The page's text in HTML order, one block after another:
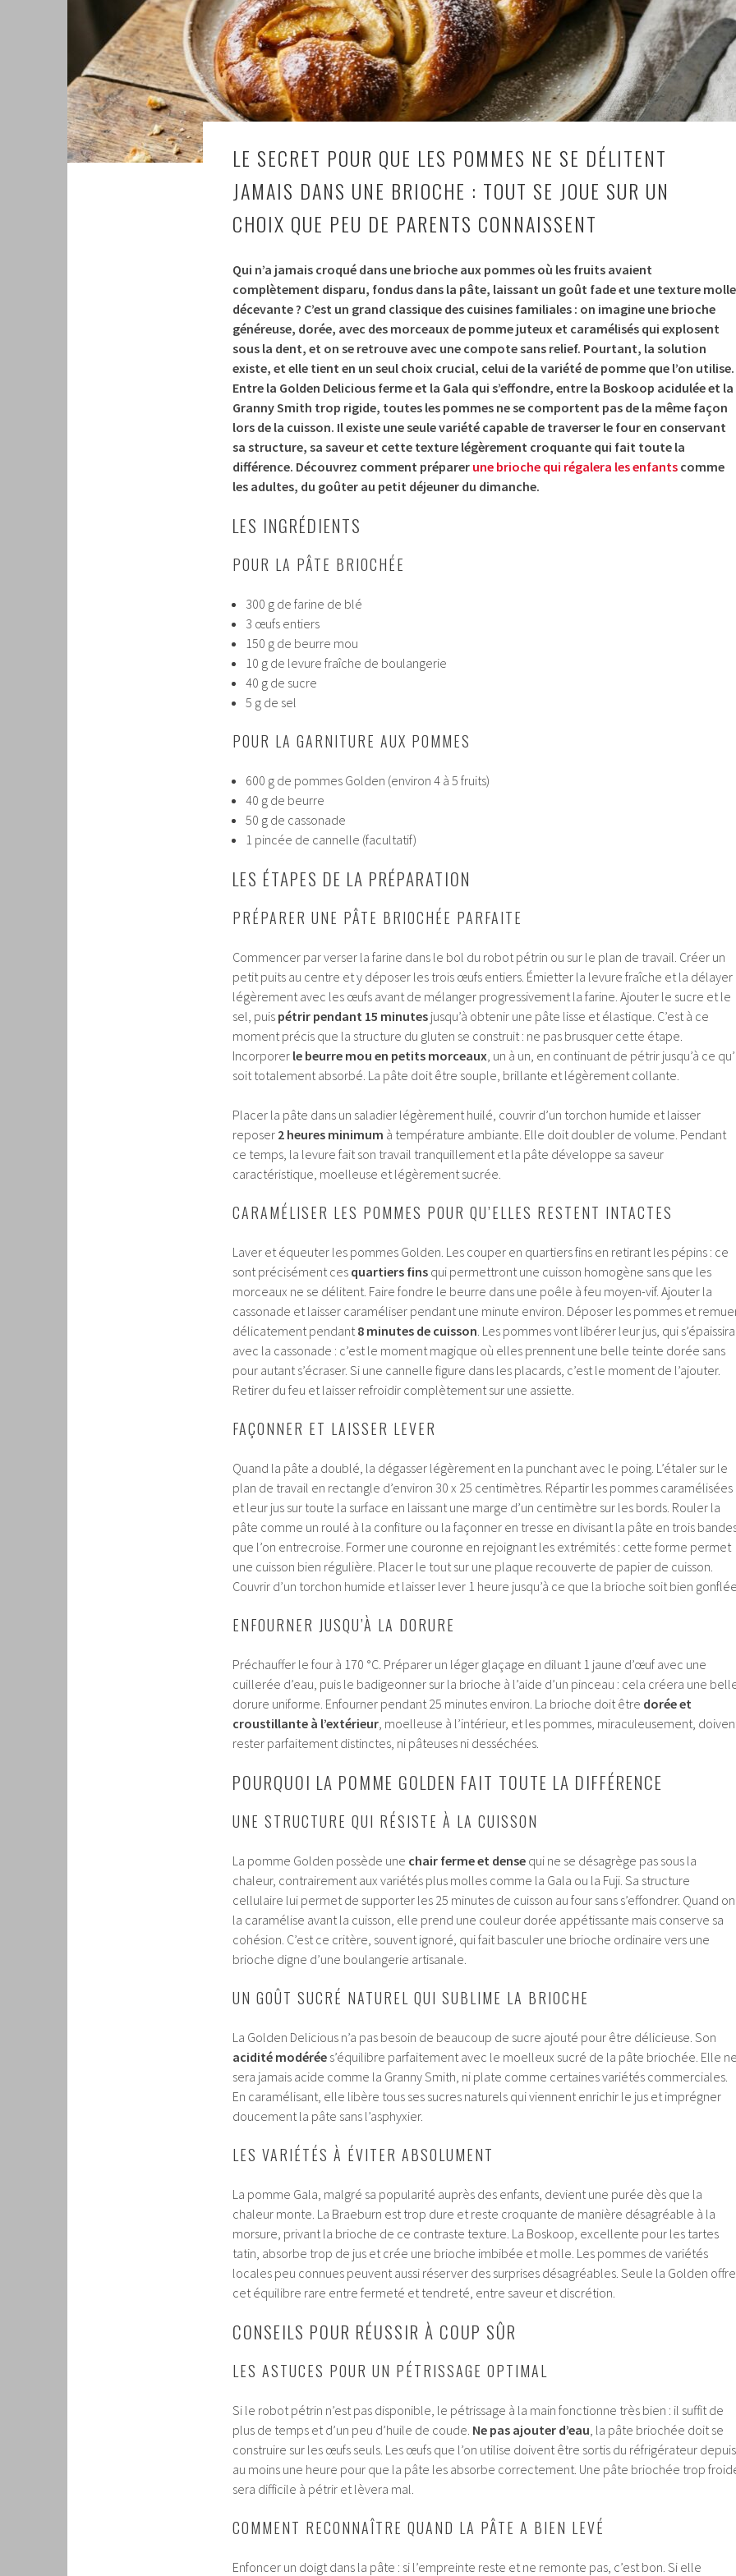
LE SECRET POUR QUE LES POMMES NE SE DÉLITENT
JAMAIS DANS UNE BRIOCHE : TOUT SE JOUE SUR UN
CHOIX QUE PEU DE PARENTS CONNAISSENT
Qui n’a jamais croqué dans une brioche aux pommes où les fruits avaient
complètement disparu, fondus dans la pâte, laissant un goût fade et une texture molle
décevante ? C’est un grand classique des cuisines familiales : on imagine une brioche
généreuse, dorée, avec des morceaux de pomme juteux et caramélisés qui explosent
sous la dent, et on se retrouve avec une compote sans relief. Pourtant, la solution
existe, et elle tient en un seul choix crucial, celui de la variété de pomme que l’on utilise.
Entre la Golden Delicious ferme et la Gala qui s’effondre, entre la Boskoop acidulée et la
Granny Smith trop rigide, toutes les pommes ne se comportent pas de la même façon
lors de la cuisson. Il existe une seule variété capable de traverser le four en conservant
sa structure, sa saveur et cette texture légèrement croquante qui fait toute la
différence. Découvrez comment préparer une brioche qui régalera les enfants comme
les adultes, du goûter au petit déjeuner du dimanche.
LES INGRÉDIENTS
POUR LA PÂTE BRIOCHÉE
300 g de farine de blé
3 œufs entiers
150 g de beurre mou
10 g de levure fraîche de boulangerie
40 g de sucre
5 g de sel
POUR LA GARNITURE AUX POMMES
600 g de pommes Golden (environ 4 à 5 fruits)
40 g de beurre
50 g de cassonade
1 pincée de cannelle (facultatif)
LES ÉTAPES DE LA PRÉPARATION
PRÉPARER UNE PÂTE BRIOCHÉE PARFAITE
Commencer par verser la farine dans le bol du robot pétrin ou sur le plan de travail. Créer un
petit puits au centre et y déposer les trois œufs entiers. Émietter la levure fraîche et la délayer
légèrement avec les œufs avant de mélanger progressivement la farine. Ajouter le sucre et le
sel, puis pétrir pendant 15 minutes jusqu’à obtenir une pâte lisse et élastique. C’est à ce
moment précis que la structure du gluten se construit : ne pas brusquer cette étape.
Incorporer le beurre mou en petits morceaux , un à un, en continuant de pétrir jusqu’à ce
soit totalement absorbé. La pâte doit être souple, brillante et légèrement collante.
Placer la pâte dans un saladier légèrement huilé, couvrir d’un torchon humide et laisser
reposer 2 heures minimum à température ambiante. Elle doit doubler de volume. Pendant
ce temps, la levure fait son travail tranquillement et la pâte développe sa saveur
caractéristique, moelleuse et légèrement sucrée.
CARAMÉLISER LES POMMES POUR QU’ELLES RESTENT INTACTES
Laver et équeuter les pommes Golden. Les couper en quartiers fins en retirant les pépins : ce
sont précisément ces quartiers fins qui permettront une cuisson homogène sans que les
morceaux ne se délitent. Faire fondre le beurre dans une poêle à feu moyen-vif. Ajouter la
cassonade et laisser caraméliser pendant une minute environ. Déposer les pommes et
délicatement pendant 8 minutes de cuisson . Les pommes vont libérer leur jus, qui s’épaissira
avec la cassonade : c’est le moment magique où elles prennent une belle teinte dorée sans
pour autant s’écraser. Si une cannelle figure dans les placards, c’est le moment de l’ajouter.
Retirer du feu et laisser refroidir complètement sur une assiette.
FAÇONNER ET LAISSER LEVER
Quand la pâte a doublé, la dégasser légèrement en la punchant avec le poing. L’étaler sur le
plan de travail en rectangle d’environ 30 x 25 centimètres. Répartir les pommes caramélisées
et leur jus sur toute la surface en laissant une marge d’un centimètre sur les bords. Rouler la
pâte comme un roulé à la confiture ou la façonner en tresse en divisant la pâte en trois
que l’on entrecroise. Former une couronne en rejoignant les extrémités : cette forme permet
une cuisson bien régulière. Placer le tout sur une plaque recouverte de papier de cuisson.
Couvrir d’un torchon humide et laisser lever 1 heure jusqu’à ce que la brioche soit bien
ENFOURNER JUSQU’À LA DORURE
Préchauffer le four à 170 °C. Préparer un léger glaçage en diluant 1 jaune d’œuf avec une
cuillerée d’eau, puis le badigeonner sur la brioche à l’aide d’un pinceau : cela créera une
dorure uniforme. Enfourner pendant 25 minutes environ. La brioche doit être dorée et
croustillante à l’extérieur , moelleuse à l’intérieur, et les pommes, miraculeusement,
rester parfaitement distinctes, ni pâteuses ni desséchées.
POURQUOI LA POMME GOLDEN FAIT TOUTE LA DIFFÉRENCE
UNE STRUCTURE QUI RÉSISTE À LA CUISSON
La pomme Golden possède une chair ferme et dense qui ne se désagrège pas sous la
chaleur, contrairement aux variétés plus molles comme la Gala ou la Fuji. Sa structure
cellulaire lui permet de supporter les 25 minutes de cuisson au four sans s’effondrer. Quand on
la caramélise avant la cuisson, elle prend une couleur dorée appétissante mais conserve sa
cohésion. C’est ce critère, souvent ignoré, qui fait basculer une brioche ordinaire vers une
brioche digne d’une boulangerie artisanale.
UN GOÛT SUCRÉ NATUREL QUI SUBLIME LA BRIOCHE
La Golden Delicious n’a pas besoin de beaucoup de sucre ajouté pour être délicieuse. Son
acidité modérée s’équilibre parfaitement avec le moelleux sucré de la pâte briochée. Elle
sera jamais acide comme la Granny Smith, ni plate comme certaines variétés commerciales.
En caramélisant, elle libère tous ses sucres naturels qui viennent enrichir le jus et imprégner
doucement la pâte sans l’asphyxier.
LES VARIÉTÉS À ÉVITER ABSOLUMENT
La pomme Gala, malgré sa popularité auprès des enfants, devient une purée dès que la
chaleur monte. La Braeburn est trop dure et reste croquante de manière désagréable à la
morsure, privant la brioche de ce contraste texture. La Boskoop, excellente pour les tartes
tatin, absorbe trop de jus et crée une brioche imbibée et molle. Les pommes de variétés
locales peu connues peuvent aussi réserver des surprises désagréables. Seule la Golden offre
cet équilibre rare entre fermeté et tendreté, entre saveur et discrétion.
CONSEILS POUR RÉUSSIR À COUP SÛR
LES ASTUCES POUR UN PÉTRISSAGE OPTIMAL
Si le robot pétrin n’est pas disponible, le pétrissage à la main fonctionne très bien : il suffit de
plus de temps et d’un peu d’huile de coude. Ne pas ajouter d’eau , la pâte briochée doit se
construire sur les œufs seuls. Les œufs que l’on utilise doivent être sortis du réfrigérateur depuis
au moins une heure pour que la pâte les absorbe correctement. Une pâte briochée trop
sera difficile à pétrir et lèvera mal.
COMMENT RECONNAÎTRE QUAND LA PÂTE A BIEN LEVÉ
Enfoncer un doigt dans la pâte : si l’empreinte reste et ne remonte pas, c’est bon. Si elle